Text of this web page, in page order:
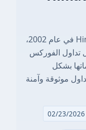
تأسست شركة Himawari Securities في عام 2002،
تداول الفوركس
بشكل
موثوقة وآمنة